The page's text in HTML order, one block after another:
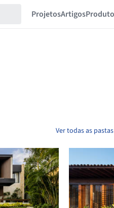
ProjetosArtigos
Ver todas as